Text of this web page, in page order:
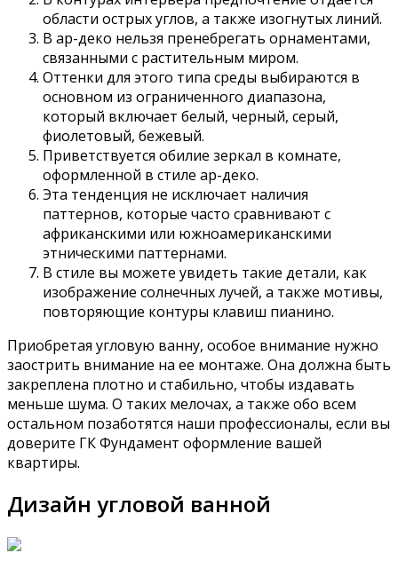
области острых углов, а также изогнутых линий.
В ар-деко нельзя пренебрегать орнаментами,
связанными с растительным миром.
Оттенки для этого типа среды выбираются в
основном из ограниченного диапазона,
который включает белый, черный, серый,
фиолетовый, бежевый.
Приветствуется обилие зеркал в комнате,
оформленной в стиле ар-деко.
Эта тенденция не исключает наличия
паттернов, которые часто сравнивают с
африканскими или южноамериканскими
этническими паттернами.
В стиле вы можете увидеть такие детали, как
изображение солнечных лучей, а также мотивы,
повторяющие контуры клавиш пианино.
Приобретая угловую ванну, особое внимание нужно
заострить внимание на ее монтаже. Она должна быть
закреплена плотно и стабильно, чтобы издавать
меньше шума. О таких мелочах, а также обо всем
остальном позаботятся наши профессионалы, если вы
доверите ГК Фундамент оформление вашей
квартиры.
Дизайн угловой ванной